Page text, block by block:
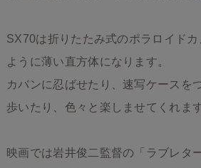
SX70は折りたたみ式のポラロイド
ように薄い直方体になります。
カバンに忍ばせたり、速写ケースを
歩いたり、色々と楽しませてくれます
映画では岩井俊二監督の「ラブレタ